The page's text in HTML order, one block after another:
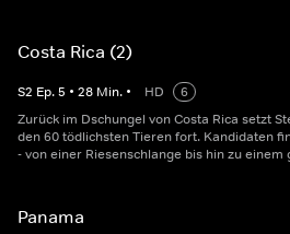
Costa Rica (2)
S2 Ep.5 • 28 Min. • HD
6
Zurück im Dschungel von Costa Rica setzt
den 60 tödlichsten Tieren fort. Kandidaten
- von einer Riesenschlange bis hin zu einem
Panama